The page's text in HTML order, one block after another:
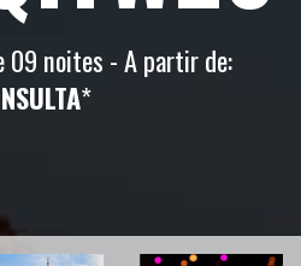
09 noites - A partir de:
*